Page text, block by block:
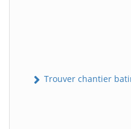
Trouver chantier